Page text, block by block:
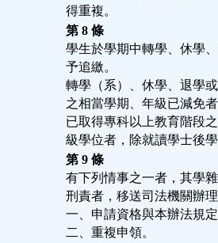
得重複。
第 8 條
學生於學期中轉學、休學
予追繳。
轉學（系）、休學、退學
之相當學期、年級已減免
已取得專科以上教育階段
級學位者，除就讀學士後
第 9 條
有下列情事之一者，其學
刑責者，移送司法機關辦理
一、申請資格與本辦法規定
二、重複申領。